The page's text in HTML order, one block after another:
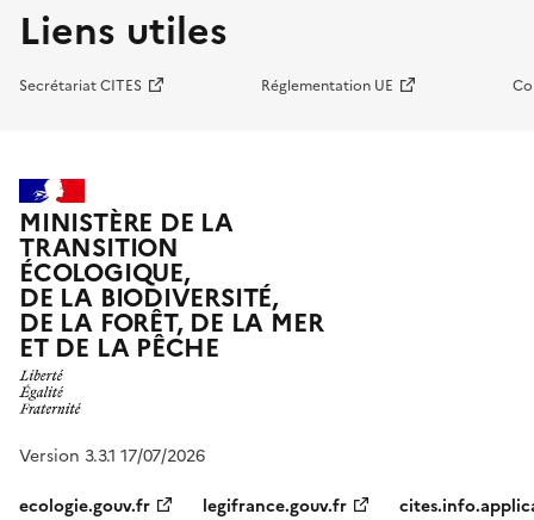
Liens utiles
Secrétariat CITES Réglementation UE
MINISTÈRE DE LA
TRANSITION
ÉCOLOGIQUE,
DE LA BIODIVERSITÉ,
DE LA FORÊT, DE LA MER
ET DE LA PÊCHE
Version 3.3.1 17/07/2026
ecologie.gouv.fr
legifrance.gouv.fr